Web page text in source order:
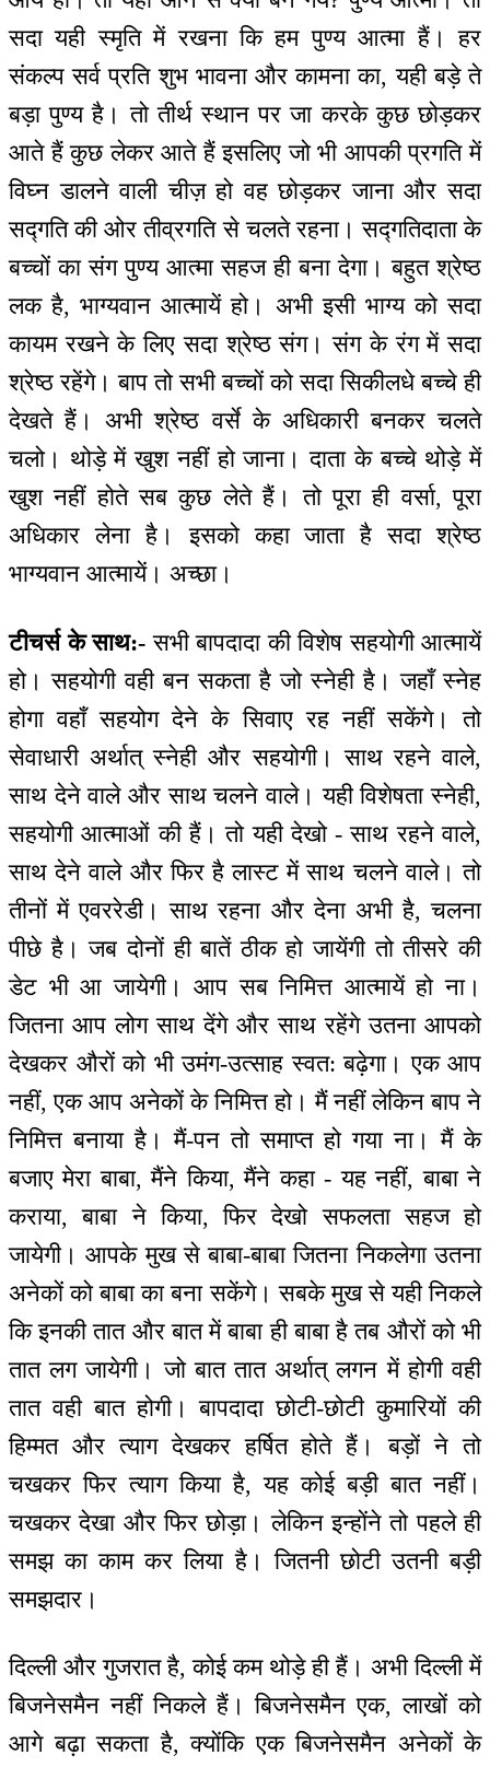
सदा यही स्मृति में रखना कि हम पुण्य आत्मा हैं। हर
संकल्प सर्व प्रति शुभ भावना और कामना का, यही बड़े ते
बड़ा पुण्य है। तो तीर्थ स्थान पर जा करके कुछ छोड़कर
आते हैं कुछ लेकर आते हैं इसलिए जो भी आपकी प्रगति में
विघ्न डालने वाली चीज़ हो वह छोड़कर जाना और सदा
सद्गति की ओर तीव्रगति से चलते रहना। सद्गतिदाता के
बच्चों का संग पुण्य आत्मा सहज ही बना देगा। बहुत श्रेष्ठ
लक है, भाग्यवान आत्मायें हो। अभी इसी भाग्य को सदा
कायम रखने के लिए सदा श्रेष्ठ संग। संग के रंग में सदा
श्रेष्ठ रहेंगे। बाप तो सभी बच्चों को सदा सिकीलधे बच्चे ही
देखते हैं। अभी श्रेष्ठ वर्से के अधिकारी बनकर चलते
चलो। थोड़े में खुश नहीं हो जाना। दाता के बच्चे थोड़े में
खुश नहीं होते सब कुछ लेते हैं। तो पूरा ही वर्सा, पूरा
अधिकार लेना है। इसको कहा जाता है सदा श्रेष्ठ
भाग्यवान आत्मायें। अच्छा।
टीचर्स के साथ:- सभी बापदादा की विशेष सहयोगी आत्मायें
हो। सहयोगी वही बन सकता है जो स्नेही है। जहाँ स्नेह
होगा वहाँ सहयोग देने के सिवाए रह नहीं सकेंगे। तो
सेवाधारी अर्थात् स्नेही और सहयोगी। साथ रहने वाले,
साथ देने वाले और साथ चलने वाले। यही विशेषता स्नेही,
सहयोगी आत्माओं की हैं। तो यही देखो - साथ रहने वाले,
साथ देने वाले और फिर है लास्ट में साथ चलने वाले। तो
तीनों में एवररेडी। साथ रहना और देना अभी है, चलना
पीछे है। जब दोनों ही बातें ठीक हो जायेंगी तो तीसरे की
डेट भी आ जायेगी। आप सब निमित्त आत्मायें हो ना।
जितना आप लोग साथ देंगे और साथ रहेंगे उतना आपको
देखकर औरों को भी उमंग-उत्साह स्वत: बढ़ेगा। एक आप
नहीं, एक आप अनेकों के निमित्त हो। मैं नहीं लेकिन बाप ने
निमित्त बनाया है। मैं-पन तो समाप्त हो गया ना। मैं के
बजाए मेरा बाबा, मैंने किया, मैंने कहा - यह नहीं, बाबा ने
कराया, बाबा ने किया, फिर देखो सफलता सहज हो
जायेगी। आपके मुख से बाबा-बाबा जितना निकलेगा उतना
अनेकों को बाबा का बना सकेंगे। सबके मुख से यही निकले
कि इनकी तात और बात में बाबा ही बाबा है तब औरों को भी
तात लग जायेगी। जो बात तात अर्थात् लगन में होगी वही
तात वही बात होगी। बापदादा छोटी-छोटी कुमारियों की
हिम्मत और त्याग देखकर हर्षित होते हैं। बड़ों ने तो
चखकर फिर त्याग किया है, यह कोई बड़ी बात नहीं।
चखकर देखा और फिर छोड़ा। लेकिन इन्होंने तो पहले ही
समझ का काम कर लिया है। जितनी छोटी उतनी बड़ी
समझदार।
दिल्ली और गुजरात है, कोई कम थोड़े ही हैं। अभी दिल्ली में
बिजनेसमैन नहीं निकले हैं। बिजनेसमैन एक, लाखों को
आगे बढ़ा सकता है, क्योंकि एक बिजनेसमैन अनेकों के